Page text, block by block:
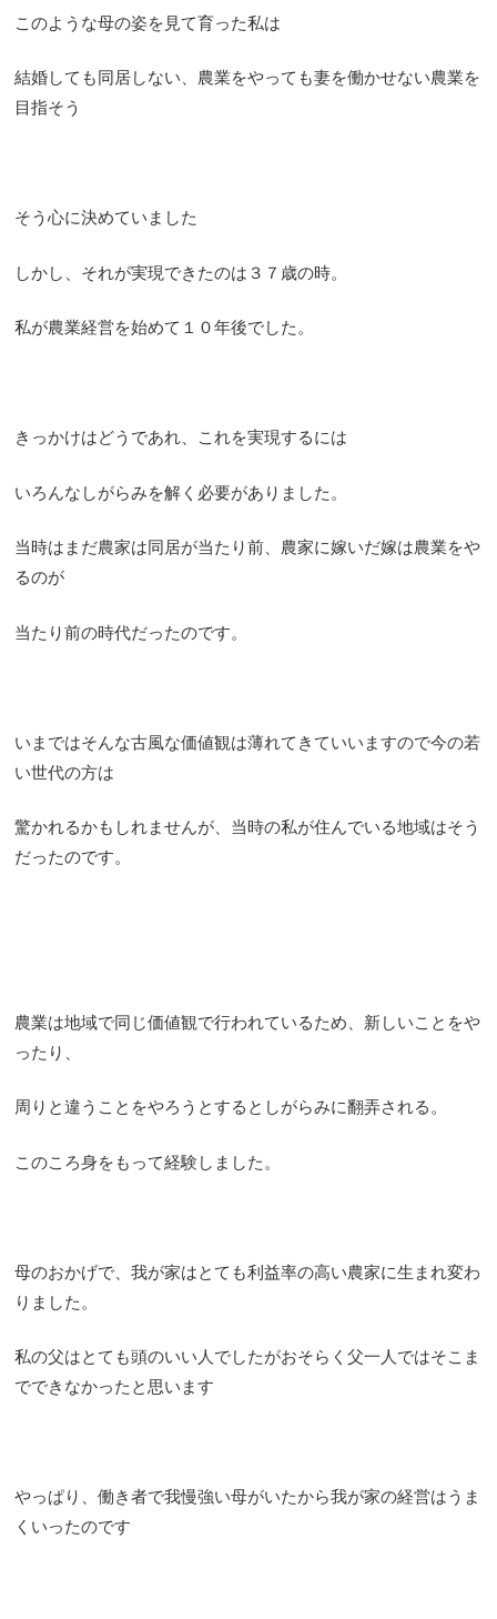
このような母の姿を見て育った私は
結婚しても同居しない、農業をやっても妻を働かせない農業を
目指そう
そう心に決めていました
しかし、それが実現できたのは３７歳の時。
私が農業経営を始めて１０年後でした。
きっかけはどうであれ、これを実現するには
いろんなしがらみを解く必要がありました。
当時はまだ農家は同居が当たり前、農家に嫁いだ嫁は農業をや
るのが
当たり前の時代だったのです。
いまではそんな古風な価値観は薄れてきていいますので今の若
い世代の方は
驚かれるかもしれませんが、当時の私が住んでいる地域はそう
だったのです。
農業は地域で同じ価値観で行われているため、新しいことをや
ったり、
周りと違うことをやろうとするとしがらみに翻弄される。
このころ身をもって経験しました。
母のおかげで、我が家はとても利益率の高い農家に生まれ変わ
りました。
私の父はとても頭のいい人でしたがおそらく父一人ではそこま
でできなかったと思います
やっぱり、働き者で我慢強い母がいたから我が家の経営はうま
くいったのです